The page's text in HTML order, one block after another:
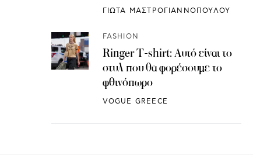
ΓΙΩΤΑ ΜΑΣΤΡΟΓΙΑΝΝΟΠΟΥΛΟΥ
FASHION
Ringer T-shirt: Αυτό είναι το
στυλ που θα φορέσουμε το
φθινόπωρο
VOGUE GREECE